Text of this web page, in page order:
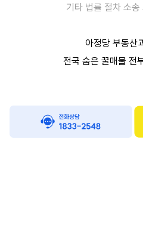
기타 법률 절차 소
아정당 부동산
전국 숨은 꿀매물 전